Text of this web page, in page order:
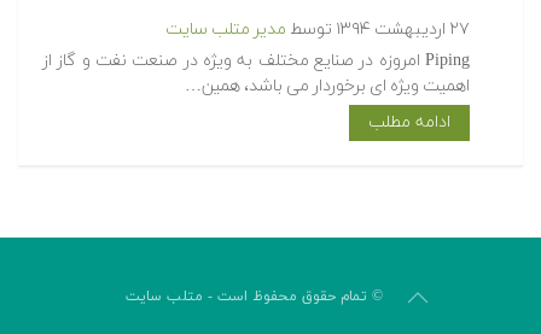
۲۷ اردیبهشت ۱۳۹۴ توسط مدیر متلب سایت
Piping امروزه در صنایع مختلف به ویژه در صنعت نفت و گاز از
اهمیت ویژه ای برخوردار می باشد، همین…
ادامه مطلب
© تمام حقوق محفوظ است - متلب سایت